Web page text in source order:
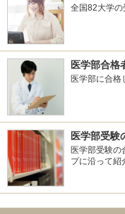
全国82大学の
医学部合格
医学部に合格
医学部受験
医学部受験の
プに沿って紹